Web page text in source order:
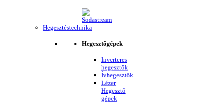
Hegesztéstechnika
Hegesztőgépek
Inverteres
hegesztők
Ívhegesztők
Lézer
Hegesztő
gépek